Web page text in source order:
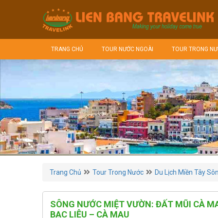
TRANG CHỦ TOUR NƯỚC NGOÀI TOUR TRONG
Trang Chủ Tour Trong Nước Du Lịch Miền Tây
SÔNG NƯỚC MIỆT VƯỜN: ĐẤT MŨI CÀ
BẠC LIÊU – CÀ MAU